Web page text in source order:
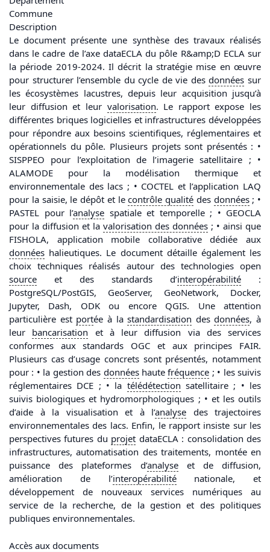
Commune
Description
Le document présente une synthèse des travaux réalisés
dans le cadre de l’axe dataECLA du pôle R&amp;D ECLA sur
la période 2019-2024. Il décrit la stratégie mise en œuvre
pour structurer l’ensemble du cycle de vie desdonnées sur
les écosystèmes lacustres, depuis leur acquisition jusqu’à
leur diffusion et leur valorisation. Le rapport expose les
différentes briques logicielles et infrastructures développées
pour répondre aux besoins scientifiques, réglementaires et
opérationnels du pôle. Plusieurs projets sont présentés : •
SISPPEO pour l’exploitation de l’imagerie satellitaire ; •
ALAMODE pour la modélisation thermique et
environnementale des lacs ; • COCTEL et l’application LAQ
pour la saisie, le dépôt et lecontrôle qualité des données; •
PASTEL pour l’analyse spatiale et temporelle ; • GEOCLA
pour la diffusion et la valorisation des données ; • ainsi que
FISHOLA, application mobile collaborative dédiée aux
données halieutiques. Le document détaille également les
choix techniques réalisés autour des technologies open
source et des standards d’interopérabilité :
PostgreSQL/PostGIS, GeoServer, GeoNetwork, Docker,
Jupyter, Dash, ODK ou encore QGIS. Une attention
particulière est portée à lastandardisation desdonnées, à
leur bancarisation et à leur diffusion via des services
conformes aux standards OGC et aux principes FAIR.
Plusieurs cas d’usage concrets sont présentés, notamment
pour : • la gestion des donnéeshautefréquence ; • les suivis
réglementaires DCE ; • la télédétection satellitaire ; • les
suivis biologiques et hydromorphologiques ; • et les outils
d’aide à la visualisation et à l’analyse des trajectoires
environnementales des lacs. Enfin, le rapport insiste sur les
perspectives futures du projet dataECLA : consolidation des
infrastructures, automatisation des traitements, montée en
puissance des plateformes d’analyseet de diffusion,
amélioration de l’interopérabiliténationale, et
développement de nouveaux services numériques au
service de la recherche, de la gestion et des politiques
publiques environnementales.
Accès aux documents